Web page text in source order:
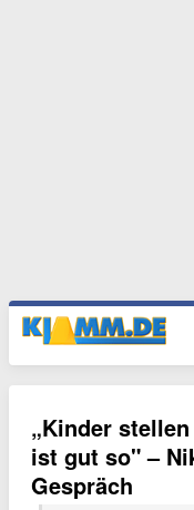
„Kinder
ist gut so" –
Gespräch